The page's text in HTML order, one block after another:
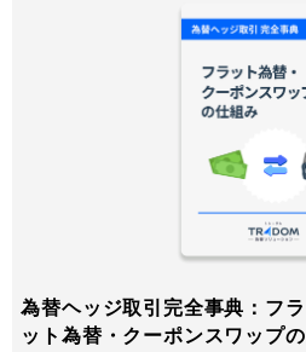
為替ヘッジ取引完全事典：フラ
ット為替・クーポンスワップの